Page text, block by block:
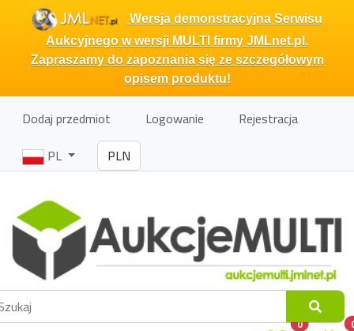
Wersja demonstracyjna Serwisu
Aukcyjnego w wersji MULTI firmy JMLnet.pl.
Zapraszamy do zapoznania się ze szczegółowym
opisem produktu!
Dodaj przedmiot Logowanie
Rejestracja
PL
0